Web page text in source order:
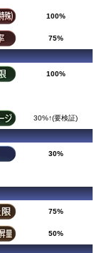
100%
75%
100%
30%↑(要検証)
30%
75%
50%